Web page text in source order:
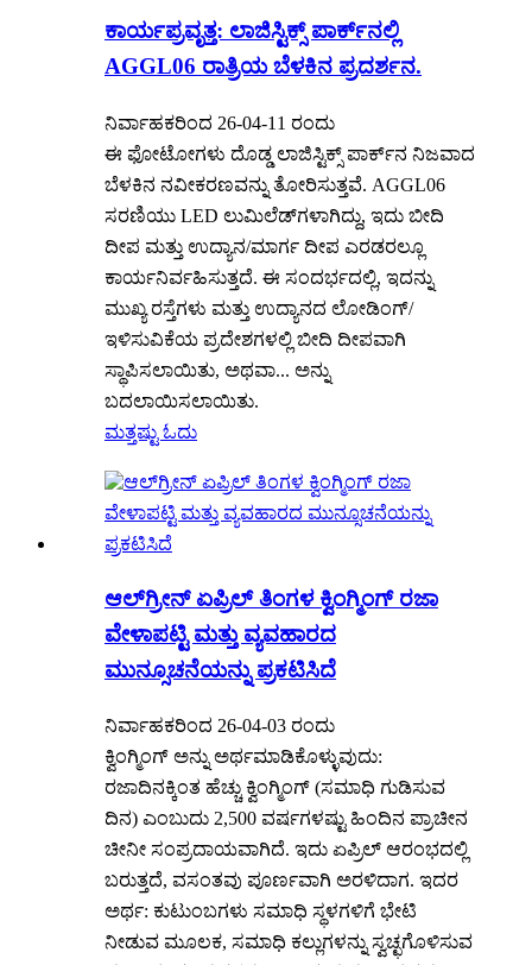
ಕಾರ್ಯಪ್ರವೃತ್ತ: ಲಾಜಿಸ್ಟಿಕ್ಸ್ ಪಾರ್ಕ್‌ನಲ್ಲಿ
AGGL06 ರಾತ್ರಿಯ ಬೆಳಕಿನ ಪ್ರದರ್ಶನ.
ನಿರ್ವಾಹಕರಿಂದ 26-04-11 ರಂದು
ಈ ಫೋಟೋಗಳು ದೊಡ್ಡ ಲಾಜಿಸ್ಟಿಕ್ಸ್ ಪಾರ್ಕ್‌ನ ನಿಜವಾದ
ಬೆಳಕಿನ ನವೀಕರಣವನ್ನು ತೋರಿಸುತ್ತವೆ. AGGL06
ಸರಣಿಯು LED ಲುಮಿಲೆಡ್‌ಗಳಾಗಿದ್ದು, ಇದು ಬೀದಿ
ದೀಪ ಮತ್ತು ಉದ್ಯಾನ/ಮಾರ್ಗ ದೀಪ ಎರಡರಲ್ಲೂ
ಕಾರ್ಯನಿರ್ವಹಿಸುತ್ತದೆ. ಈ ಸಂದರ್ಭದಲ್ಲಿ, ಇದನ್ನು
ಮುಖ್ಯ ರಸ್ತೆಗಳು ಮತ್ತು ಉದ್ಯಾನದ ಲೋಡಿಂಗ್/
ಇಳಿಸುವಿಕೆಯ ಪ್ರದೇಶಗಳಲ್ಲಿ ಬೀದಿ ದೀಪವಾಗಿ
ಸ್ಥಾಪಿಸಲಾಯಿತು, ಅಥವಾ... ಅನ್ನು
ಬದಲಾಯಿಸಲಾಯಿತು.
ಮತ್ತಷ್ಟು ಓದು
ಆಲ್‌ಗ್ರೀನ್ ಏಪ್ರಿಲ್ ತಿಂಗಳ ಕ್ವಿಂಗ್ಮಿಂಗ್ ರಜಾ
ವೇಳಾಪಟ್ಟಿ ಮತ್ತು ವ್ಯವಹಾರದ
ಮುನ್ಸೂಚನೆಯನ್ನು ಪ್ರಕಟಿಸಿದೆ
ನಿರ್ವಾಹಕರಿಂದ 26-04-03 ರಂದು
ಕ್ವಿಂಗ್ಮಿಂಗ್ ಅನ್ನು ಅರ್ಥಮಾಡಿಕೊಳ್ಳುವುದು:
ರಜಾದಿನಕ್ಕಿಂತ ಹೆಚ್ಚು ಕ್ವಿಂಗ್ಮಿಂಗ್ (ಸಮಾಧಿ ಗುಡಿಸುವ
ದಿನ) ಎಂಬುದು 2,500 ವರ್ಷಗಳಷ್ಟು ಹಿಂದಿನ ಪ್ರಾಚೀನ
ಚೀನೀ ಸಂಪ್ರದಾಯವಾಗಿದೆ. ಇದು ಏಪ್ರಿಲ್ ಆರಂಭದಲ್ಲಿ
ಬರುತ್ತದೆ, ವಸಂತವು ಪೂರ್ಣವಾಗಿ ಅರಳಿದಾಗ. ಇದರ
ಅರ್ಥ: ಕುಟುಂಬಗಳು ಸಮಾಧಿ ಸ್ಥಳಗಳಿಗೆ ಭೇಟಿ
ನೀಡುವ ಮೂಲಕ, ಸಮಾಧಿ ಕಲ್ಲುಗಳನ್ನು ಸ್ವಚ್ಛಗೊಳಿಸುವ